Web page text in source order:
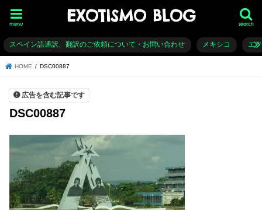
EXOTISMO BLOG search
menu
スペイン語通訳、翻訳のご依頼について・お問い合わせ メキシコ エ
HOME DSC00887
広告を含む記事です
DSC00887